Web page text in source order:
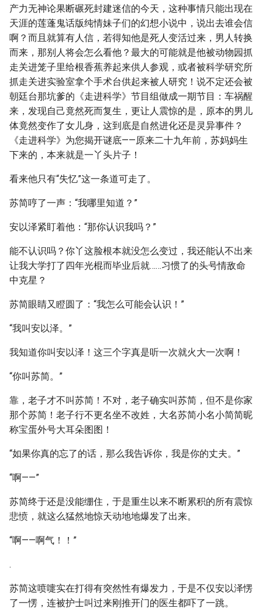
产力无神论果断碾死封建迷信的今天，这种事情只能出现在
天涯的莲蓬鬼话版纯情妹子们的幻想小说中，说出去谁会信
啊？而且就算有人信，若得知他是死人变活过来，男人转换
而来，那别人将会怎么看他？最大的可能就是他被动物园抓
走关进笼子里给根香蕉养起来供人参观，或者被科学研究所
抓走关进实验室拿个手术台供起来被人研究！说不定还会被
朝廷台那坑爹的《走进科学》节目组做成一期节目：车祸醒
来，发现自己竟然死而复生，更让人震惊的是，原本的男儿
体竟然变作了女儿身，这到底是自然进化还是灵异事件？
《走进科学》为您揭开谜底——原来二十九年前，苏妈妈生
下来的，本来就是一丫头片子！
看来他只有“失忆”这一条道可走了。
苏简哼了一声：“我哪里知道？”
安以泽紧盯着他：“那你认识我吗？”
能不认识吗？你丫这脸根本就没怎么变过，我还能认不出来
让我大学打了四年光棍而毕业后就……习惯了的头号情敌命
中克星？
苏简眼睛又瞪圆了：“我怎么可能会认识！”
“我叫安以泽。”
我知道你叫安以泽！这三个字真是听一次就火大一次啊！
“你叫苏简。”
靠，老子才不叫苏简！不对，老子确实叫苏简，但不是你家
那个苏简！老子行不更名坐不改姓，大名苏简小名小简简昵
称宝蛋外号大耳朵图图！
“如果你真的忘了的话，那么我告诉你，我是你的丈夫。”
“啊——”
苏简终于还是没能绷住，于是重生以来不断累积的所有震惊
悲愤，就这么猛然地惊天动地地爆发了出来。
“啊——啊气！！”
.
苏简这喷嚏实在打得有突然性有爆发力，于是不仅安以泽愣
了一愣，连被护士叫过来刚推开门的医生都吓了一跳。